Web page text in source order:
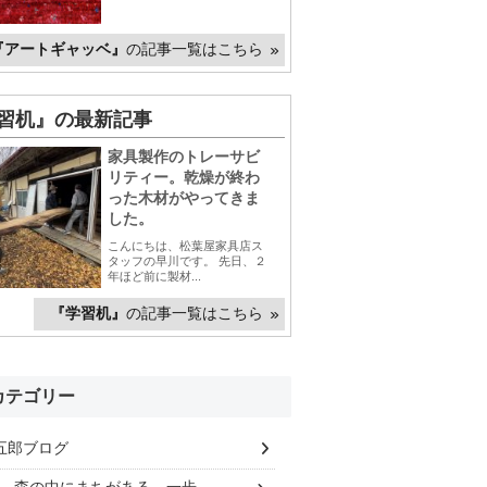
アートギャッベ』 の記事一覧はこちら
机』の最新記事
家具製作のトレーサビ
リティー。乾燥が終わ
った木材がやってきま
した。
こんにちは、松葉屋家具店ス
タッフの早川です。 先日、２
年ほど前に製材...
『学習机』 の記事一覧はこちら
テゴリー
郎ブログ